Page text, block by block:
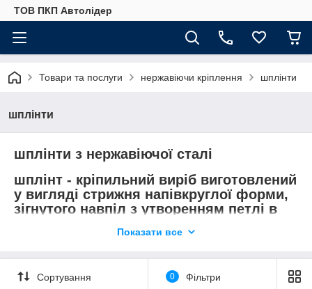
ТОВ ПКП Автолідер
Товари та послуги нержавіючи кріплення шплінти
шплінти
шплінти з нержавіючої сталі
шплінт - кріпильний виріб виготовлений
у вигляді стрижня напівкруглої форми,
зігнутого навпіл з утворенням петлі в
та запобігання самооткручивания гайок,
Показати все
Сортування 0 Фільтри